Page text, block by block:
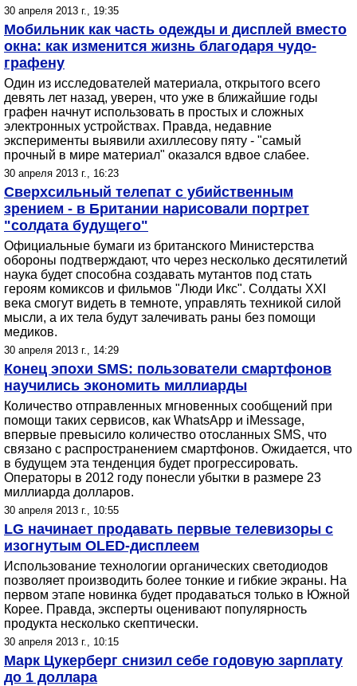
30 апреля 2013 г., 19:35
Мобильник как часть одежды и дисплей вместо
окна: как изменится жизнь благодаря чудо-
графену
Один из исследователей материала, открытого всего
девять лет назад, уверен, что уже в ближайшие годы
графен начнут использовать в простых и сложных
электронных устройствах. Правда, недавние
эксперименты выявили ахиллесову пяту - "самый
прочный в мире материал" оказался вдвое слабее.
30 апреля 2013 г., 16:23
Сверхсильный телепат с убийственным
зрением - в Британии нарисовали портрет
"солдата будущего"
Официальные бумаги из британского Министерства
обороны подтверждают, что через несколько десятилетий
наука будет способна создавать мутантов под стать
героям комиксов и фильмов "Люди Икс". Солдаты XXI
века смогут видеть в темноте, управлять техникой силой
мысли, а их тела будут залечивать раны без помощи
медиков.
30 апреля 2013 г., 14:29
Конец эпохи SMS: пользователи смартфонов
научились экономить миллиарды
Количество отправленных мгновенных сообщений при
помощи таких сервисов, как WhatsApp и iMessage,
впервые превысило количество отосланных SMS, что
связано с распространением смартфонов. Ожидается, что
в будущем эта тенденция будет прогрессировать.
Операторы в 2012 году понесли убытки в размере 23
миллиарда долларов.
30 апреля 2013 г., 10:55
LG начинает продавать первые телевизоры с
изогнутым OLED-дисплеем
Использование технологии органических светодиодов
позволяет производить более тонкие и гибкие экраны. На
первом этапе новинка будет продаваться только в Южной
Корее. Правда, эксперты оценивают популярность
продукта несколько скептически.
30 апреля 2013 г., 10:15
Марк Цукерберг снизил себе годовую зарплату
до 1 доллара